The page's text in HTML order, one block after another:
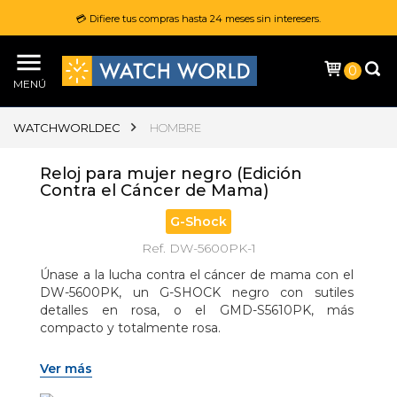
💳 Difiere tus compras hasta 24 meses sin interesers.
MENÚ
0
WATCHWORLDEC HOMBRE
Reloj para mujer negro (Edición
Contra el Cáncer de Mama)
G-Shock
Ref. DW-5600PK-1
Únase a la lucha contra el cáncer de mama con el
DW-5600PK, un G-SHOCK negro con sutiles
detalles en rosa, o el GMD-S5610PK, más
compacto y totalmente rosa.
Estos relojes G-SHOCK encarnan el compromiso
de Casio con las campañas del lazo rosa, que
Ver más